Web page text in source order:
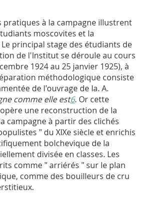
pratiques à la campagne illustrent
moscovites et la
principal stage des étudiants de
de l'Institut se déroule au cours
1924 au 25 janvier 1925), à
méthodologique consiste
de l'ouvrage de Ia. A.
comme elle est6. Or cette
une reconstruction de la
campagne à partir des clichés
" du XIXe siècle et enrichis
bolchevique de la
divisée en classes. Les
comme " arriérés " sur le plan
comme des bouilleurs de cru